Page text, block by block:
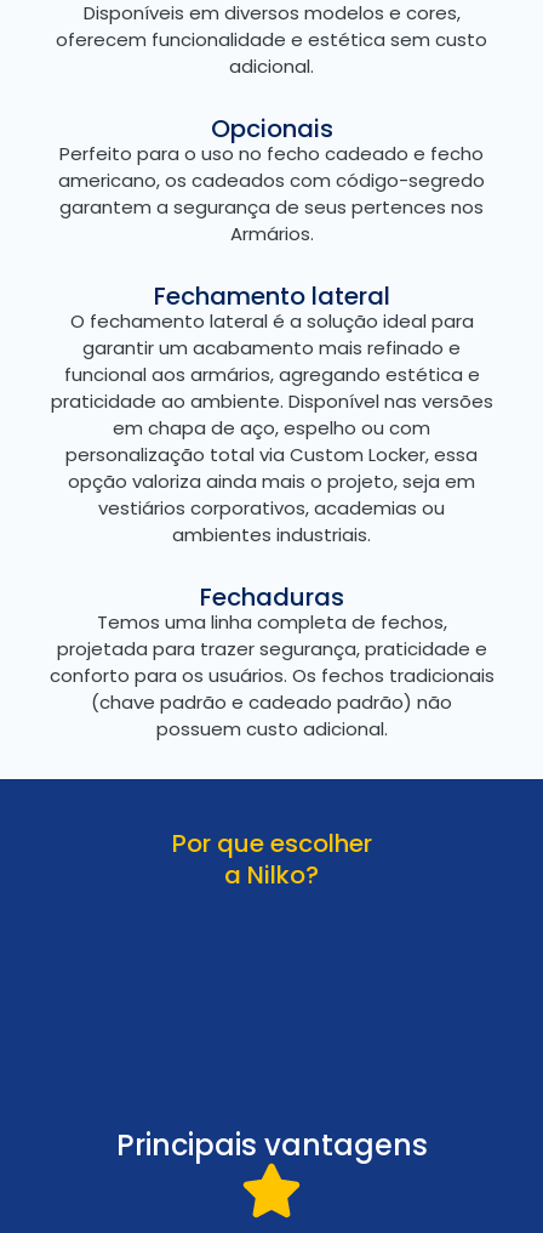
Disponíveis em diversos modelos e cores,
oferecem funcionalidade e estética sem custo
adicional.
Opcionais
Perfeito para o uso no fecho cadeado e fecho
americano, os cadeados com código-segredo
garantem a segurança de seus pertences nos
Armários.
Fechamento lateral
O fechamento lateral é a solução ideal para
garantir um acabamento mais refinado e
funcional aos armários, agregando estética e
praticidade ao ambiente. Disponível nas versões
em chapa de aço, espelho ou com
personalização total via Custom Locker, essa
opção valoriza ainda mais o projeto, seja em
vestiários corporativos, academias ou
ambientes industriais.
Fechaduras
Temos uma linha completa de fechos,
projetada para trazer segurança, praticidade e
conforto para os usuários. Os fechos tradicionais
(chave padrão e cadeado padrão) não
possuem custo adicional.
Por que escolher
a Nilko?
Principais vantagens